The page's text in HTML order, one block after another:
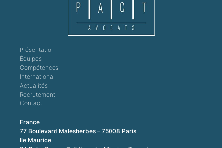
Présentation
Équipes
Compétences
International
Actualités
Recrutement
Contact
France
77 Boulevard Malesherbes – 75008 Paris
Ile Maurice